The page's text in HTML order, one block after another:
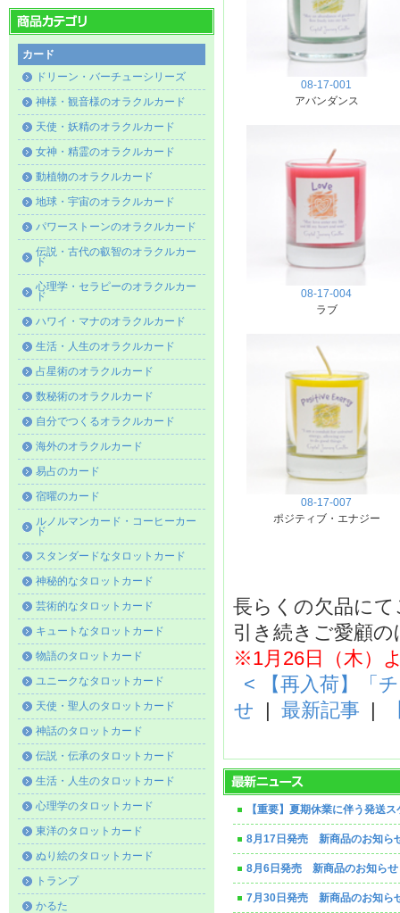
カード
ドリーン・バーチューシリーズ
神様・観音様のオラクルカード
天使・妖精のオラクルカード
女神・精霊のオラクルカード
動植物のオラクルカード
地球・宇宙のオラクルカード
パワーストーンのオラクルカード
伝説・古代の叡智のオラクルカー
ド
心理学・セラピーのオラクルカー
ド
ハワイ・マナのオラクルカード
生活・人生のオラクルカード
占星術のオラクルカード
数秘術のオラクルカード
自分でつくるオラクルカード
海外のオラクルカード
易占のカード
宿曜のカード
ルノルマンカード・コーヒーカー
ド
スタンダードなタロットカード
神秘的なタロットカード
芸術的なタロットカード
キュートなタロットカード
物語のタロットカード
ユニークなタロットカード
天使・聖人のタロットカード
神話のタロットカード
伝説・伝承のタロットカード
生活・人生のタロットカード
心理学のタロットカード
東洋のタロットカード
ぬり絵のタロットカード
トランプ
かるた
08-17-001
アバンダンス
08-17-004
ラブ
08-17-007
ポジティブ・エナジー
長らくの欠品に
引き続きご愛顧
※1月26日（木）
< 【再入荷】「
せ
最新記事
【重要】夏期休業に伴う発送
8月17日発売 新商品のお知ら
8月6日発売 新商品のお知らせ
7月30日発売 新商品のお知ら